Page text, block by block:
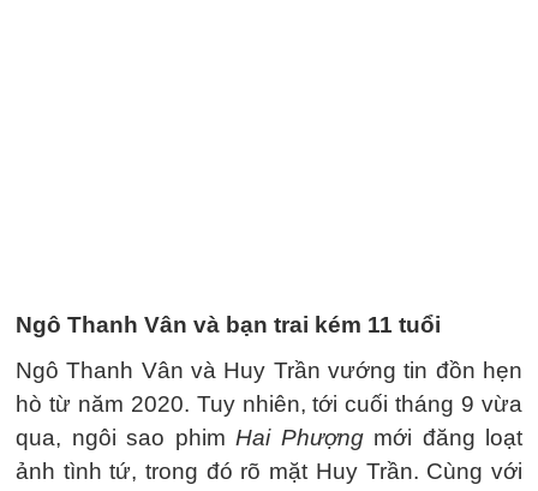
Ngô Thanh Vân và bạn trai kém 11 tuổi
Ngô Thanh Vân và Huy Trần vướng tin đồn hẹn
hò từ năm 2020. Tuy nhiên, tới cuối tháng 9 vừa
qua, ngôi sao phim Hai Phượngmới đăng loạt
ảnh tình tứ, trong đó rõ mặt Huy Trần. Cùng với